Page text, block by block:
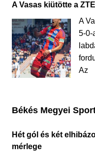
A Vasas kiütötte a
A
5-0-
Az
Békés Megyei
Hét gól és két
mérlege